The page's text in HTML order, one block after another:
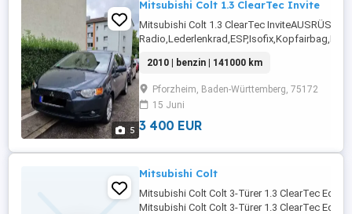
5
Mitsubishi Colt 1.3 ClearTec Invite
Mitsubishi Colt 1.3 ClearTec
Beifahrersitz,Elektrische
hinten,Servolenkung,Getönte
...
2010 | benzin | 141000 km
Pforzheim, Baden-Württemberg, 75172
15 Juni
3 400 EUR
Mitsubishi Colt
Mitsubishi Colt Colt 3-Türer 1.3 ClearTec
Mitsubishi Colt Colt 3-Türer 1.3 ClearTec